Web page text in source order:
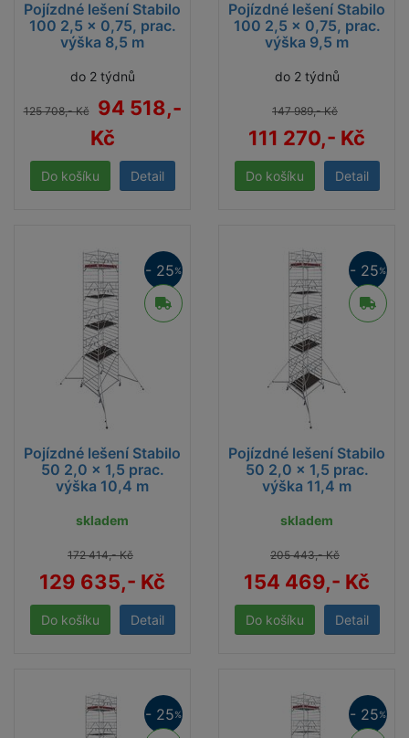
Pojízdné lešení Stabilo
100 2,5 x 0,75, prac.
výška 8,5 m
do 2 týdnů
125 708,- Kč
94 518,-
Kč
Detail
Pojízdné lešení Stabilo
100 2,5 x 0,75, prac.
výška 9,5 m
do 2 týdnů
147 989,- Kč
111 270,- Kč
Detail
Pojízdné lešení Stabilo
50 2,0 x 1,5 prac.
výška 10,4 m
skladem
172 414,- Kč
129 635,- Kč
Detail
- 25%
Pojízdné lešení Stabilo
50 2,0 x 1,5 prac.
výška 11,4 m
skladem
205 443,- Kč
154 469,- Kč
Detail
- 25%
- 25% - 25%